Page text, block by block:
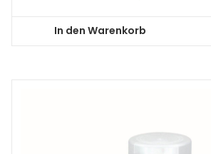
In den Warenkorb